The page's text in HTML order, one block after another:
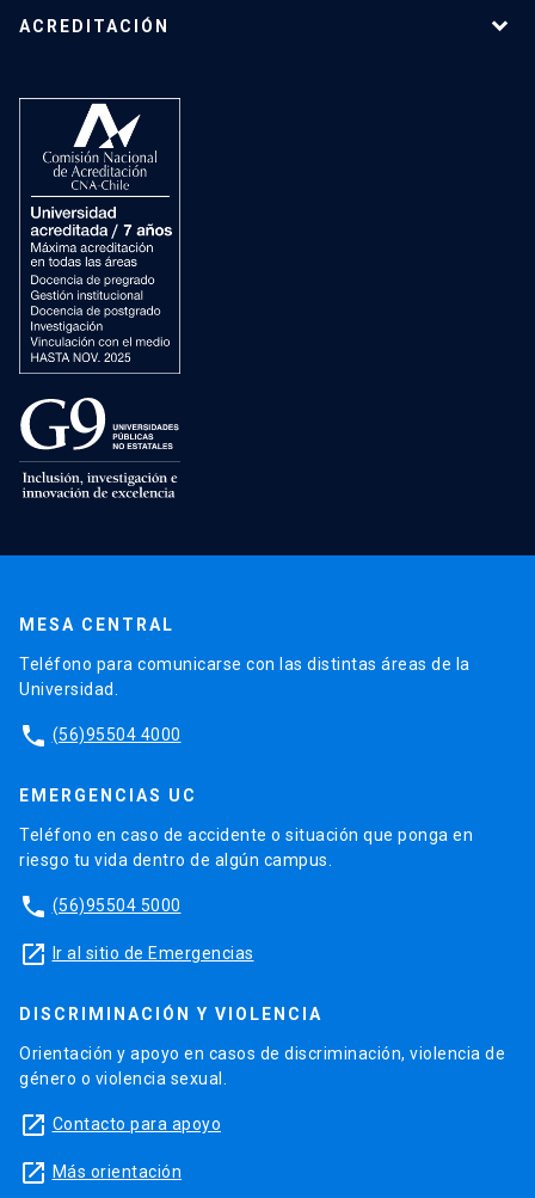
ACREDITACIÓN
MESA CENTRAL
Teléfono para comunicarse con las distintas áreas de la
Universidad.
phone (56)95504 4000
EMERGENCIAS UC
Teléfono en caso de accidente o situación que ponga en
riesgo tu vida dentro de algún campus.
phone (56)95504 5000
launch Ir al sitio de Emergencias
DISCRIMINACIÓN Y VIOLENCIA
Orientación y apoyo en casos de discriminación, violencia de
género o violencia sexual.
launch Contacto para apoyo
launch Más orientación